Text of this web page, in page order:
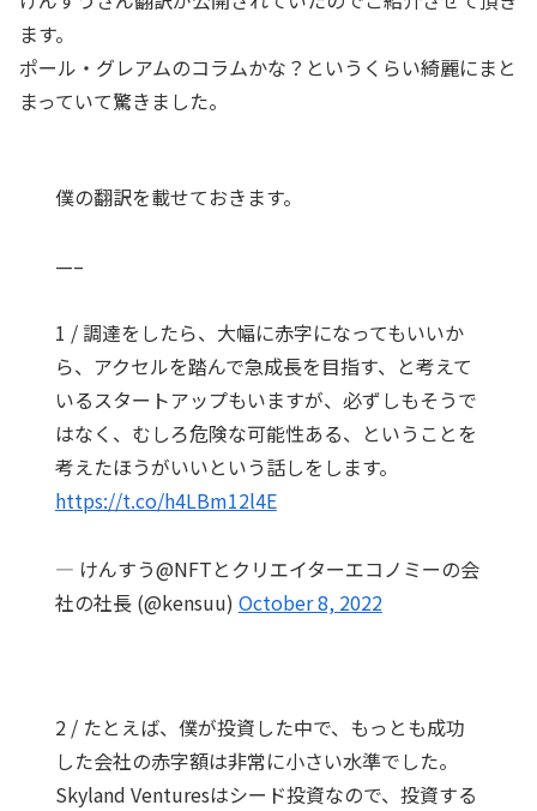
ます。
ポール・グレアムのコラムかな？というくらい綺麗にまと
まっていて驚きました。
僕の翻訳を載せておきます。
—–
1 / 調達をしたら、大幅に赤字になってもいいか
ら、アクセルを踏んで急成長を目指す、と考えて
いるスタートアップもいますが、必ずしもそうで
はなく、むしろ危険な可能性ある、ということを
考えたほうがいいという話しをします。
https://t.co/h4LBm12l4E
— けんすう@NFTとクリエイターエコノミーの会
社の社長 (@kensuu) October 8, 2022
2 / たとえば、僕が投資した中で、もっとも成功
した会社の赤字額は非常に小さい水準でした。
Skyland Venturesはシード投資なので、投資する